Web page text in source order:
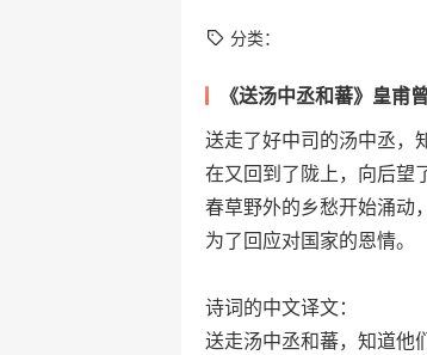
分类：
《送汤中丞和蕃》皇甫
送走了好中司的汤中丞，
在又回到了陇上，向后望
春草野外的乡愁开始涌动
为了回应对国家的恩情。
诗词的中文译文：
送走汤中丞和蕃，知道他